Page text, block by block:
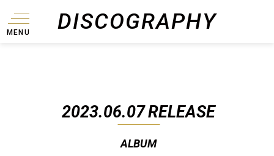
DISCOGRAPHY
MENU
2023.06.07RELEASE
ALBUM